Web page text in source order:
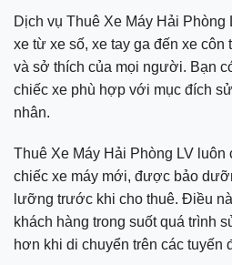
Dịch vụ Thuê Xe Máy Hải Phòng
xe từ xe số, xe tay ga đến xe côn
và sở thích của mọi người. Bạn
chiếc xe phù hợp với mục đích
nhân.
Thuê Xe Máy Hải Phòng LV luôn
chiếc xe máy mới, được bảo
lưỡng trước khi cho thuê. Điều
khách hàng trong suốt quá trình
hơn khi di chuyển trên các tuyến